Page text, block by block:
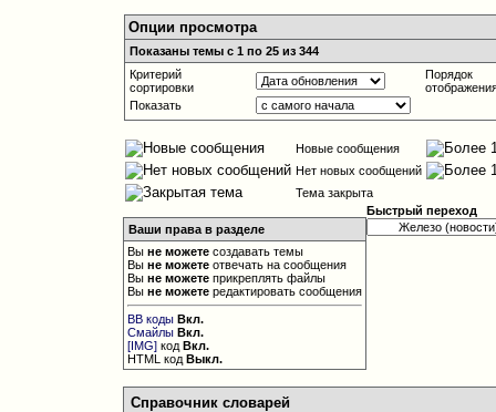
Опции просмотра
Показаны темы с 1 по 25 из 344
Критерий
сортировки
Порядок
Показать
Новые сообщения
Нет новых сообщений
Тема закрыта
Ваши права в разделе
Выне можете создавать темы
Выне можете отвечать на сообщения
Выне можете прикреплять файлы
Выне можете редактировать сообщения
BB коды Вкл.
Смайлы Вкл.
[IMG] кодВкл.
HTML кодВыкл.
Быстрый переход
Справочник словарей